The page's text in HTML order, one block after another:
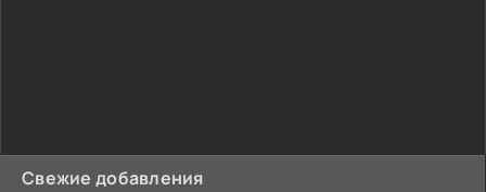
Свежие добавления